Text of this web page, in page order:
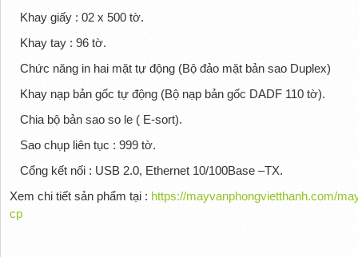
Khay giấy : 02 x 500 tờ.
Khay tay : 96 tờ.
Chức năng in hai mặt tự động (Bộ đảo mặt bản sao Duplex)
Khay nạp bản gốc tự động (Bộ nạp bản gốc DADF 110 tờ).
Chia bộ bản sao so le ( E-sort).
Sao chụp liên tục : 999 tờ.
Cổng kết nối : USB 2.0, Ethernet 10/100Base –TX.
Xem chi tiết sản phẩm tại : https://mayvanphongvietthanh.com/
cp